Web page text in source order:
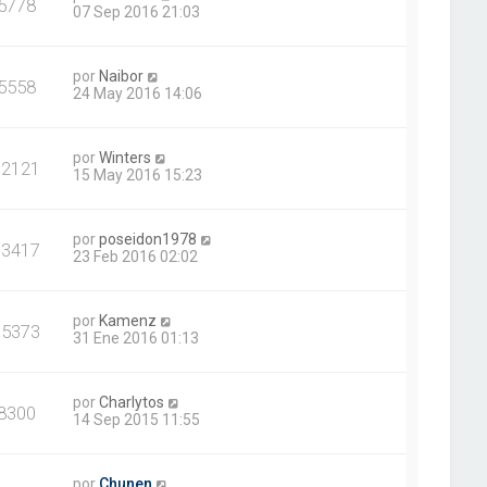
5778
07 Sep 2016 21:03
5558 por Naibor
24 May 2016 14:06
porWinters
15 May 2016 15:23
porposeidon1978
23 Feb 2016 02:02
por Kamenz
31 Ene 2016 01:13
porCharlytos
14 Sep 2015 11:55